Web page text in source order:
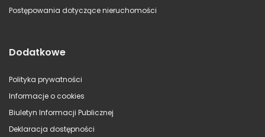
Postępowania dotyczące nieruchomości
Dodatkowe
Polityka prywatności
Informacje o cookies
Biuletyn Informacji Publicznej
Deklaracja dostępności